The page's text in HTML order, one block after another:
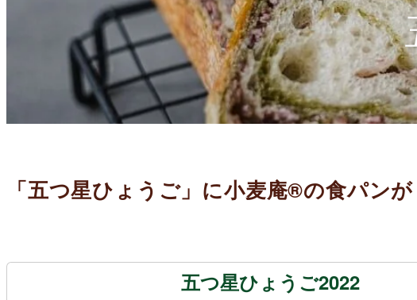
「五つ星ひょうご」に小麦庵®の食パンが
五つ星ひょうご2022